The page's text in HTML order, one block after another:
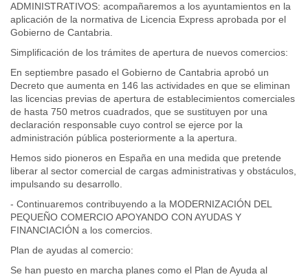
ADMINISTRATIVOS: acompañaremos a los ayuntamientos en la
aplicación de la normativa de Licencia Express aprobada por el
Gobierno de Cantabria.
Simplificación de los trámites de apertura de nuevos comercios:
En septiembre pasado el Gobierno de Cantabria aprobó un
Decreto que aumenta en 146 las actividades en que se eliminan
las licencias previas de apertura de establecimientos comerciales
de hasta 750 metros cuadrados, que se sustituyen por una
declaración responsable cuyo control se ejerce por la
administración pública posteriormente a la apertura.
Hemos sido pioneros en España en una medida que pretende
liberar al sector comercial de cargas administrativas y obstáculos,
impulsando su desarrollo.
- Continuaremos contribuyendo a la MODERNIZACIÓN DEL
PEQUEÑO COMERCIO APOYANDO CON AYUDAS Y
FINANCIACIÓN a los comercios.
Plan de ayudas al comercio:
Se han puesto en marcha planes como el Plan de Ayuda al